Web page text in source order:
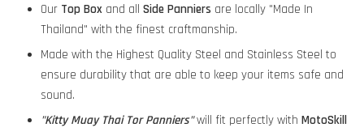
Our Top Box and all Side Panniers are locally "Made In
Thailand" with the finest craftmanship.
Made with the Highest Quality Steel and Stainless Steel to
ensure durability that are able to keep your items safe and
sound.
"Kitty Muay Thai Tor Panniers" will fit perfectly with MotoSkill